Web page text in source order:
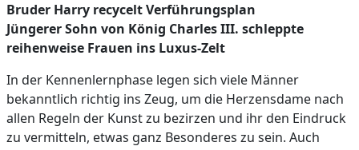
Bruder Harry recycelt Verführungsplan
Jüngerer Sohn von König Charles III. schleppte
reihenweise Frauen ins Luxus-Zelt
In der Kennenlernphase legen sich viele Männer
bekanntlich richtig ins Zeug, um die Herzensdame nach
allen Regeln der Kunst zu bezirzen und ihr den Eindruck
zu vermitteln, etwas ganz Besonderes zu sein. Auch